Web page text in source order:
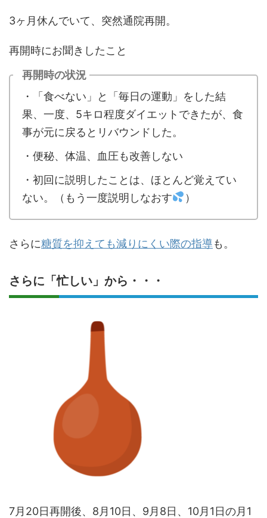
3ヶ月休んでいて、突然通院再開。
再開時にお聞きしたこと
再開時の状況
・「食べない」と「毎日の運動」をした結
果、一度、5キロ程度ダイエットできたが、食
事が元に戻るとリバウンドした。
・便秘、体温、血圧も改善しない
・初回に説明したことは、ほとんど覚えてい
ない。（もう一度説明しなおす
）
さらに糖質を抑えても減りにくい際の指導も。
さらに「忙しい」から・・・
7月20日再開後、8月10日、9月8日、10月1日の月1